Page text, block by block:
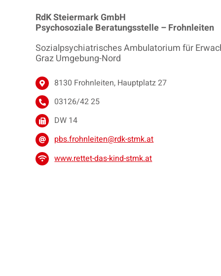
RdK Steiermark GmbH
Psychosoziale Beratungsstelle – Frohnleiten
Sozialpsychiatrisches Ambulatorium für
Graz Umgebung-Nord
8130 Frohnleiten, Hauptplatz 27
03126/42 25
DW 14
pbs.frohnleiten@rdk-stmk.at
www.rettet-das-kind-stmk.at